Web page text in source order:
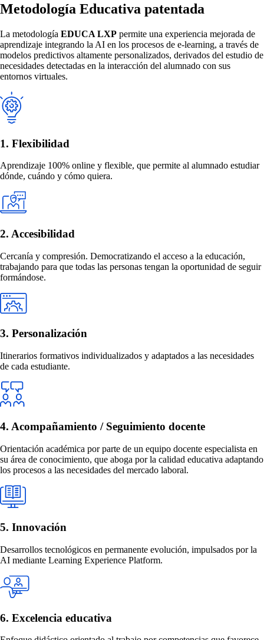
Metodología Educativa patentada
La metodología EDUCA LXP permite una experiencia mejorada de
aprendizaje integrando la AI en los procesos de e-learning, a través de
modelos predictivos altamente personalizados, derivados del estudio de
necesidades detectadas en la interacción del alumnado con sus
entornos virtuales.
1. Flexibilidad
Aprendizaje 100% online y flexible, que permite al alumnado estudiar
dónde, cuándo y cómo quiera.
2. Accesibilidad
Cercanía y compresión. Democratizando el acceso a la educación,
trabajando para que todas las personas tengan la oportunidad de seguir
formándose.
3. Personalización
Itinerarios formativos individualizados y adaptados a las necesidades
de cada estudiante.
4. Acompañamiento / Seguimiento docente
Orientación académica por parte de un equipo docente especialista en
su área de conocimiento, que aboga por la calidad educativa adaptando
los procesos a las necesidades del mercado laboral.
5. Innovación
Desarrollos tecnológicos en permanente evolución, impulsados por la
AI mediante Learning Experience Platform.
6. Excelencia educativa